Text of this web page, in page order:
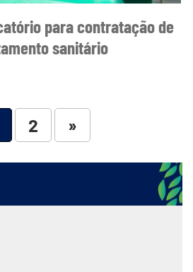
para contratação de
sanitário
2 »